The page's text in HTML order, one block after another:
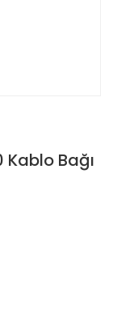
Kablo Bağı